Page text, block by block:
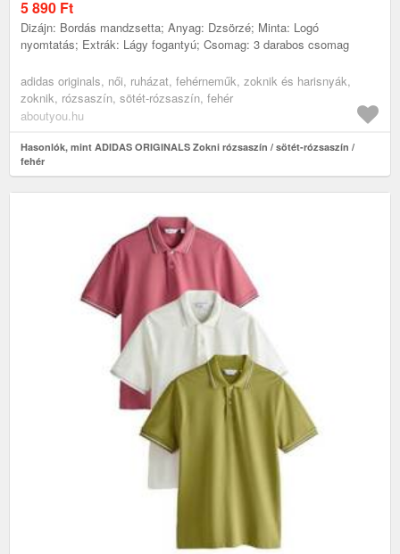
5 890 Ft
Dizájn: Bordás mandzsetta; Anyag: Dzsörzé; Minta: Logó
nyomtatás; Extrák: Lágy fogantyú; Csomag: 3 darabos csomag
adidas originals, női, ruházat, fehérneműk, zoknik és harisnyák,
zoknik, rózsaszín, sötét-rózsaszín, fehér
aboutyou.hu
Hasonlók, mint ADIDAS ORIGINALS Zokni rózsaszín / sötét-rózsaszín /
fehér